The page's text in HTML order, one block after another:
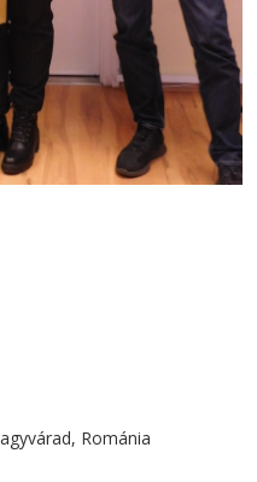
Románia